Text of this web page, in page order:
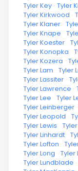
· Tyler Key · Tyler
· Tyler Kirkwood ·
· Tyler Klaner ·
· Tyler Knape ·
· Tyler Koester ·
· Tyler Konopka ·
· Tyler Kozera ·
· Tyler Lam · Tyler
· Tyler Lassiter ·
· Tyler Lawrence ·
· Tyler Lee · Tyler
· Tyler Leinberger ·
· Tyler Leopold ·
· Tyler Lewis ·
· Tyler Linhardt ·
· Tyler Lofton ·
· Tyler Long · Tyler
· Tyler Lundblade ·